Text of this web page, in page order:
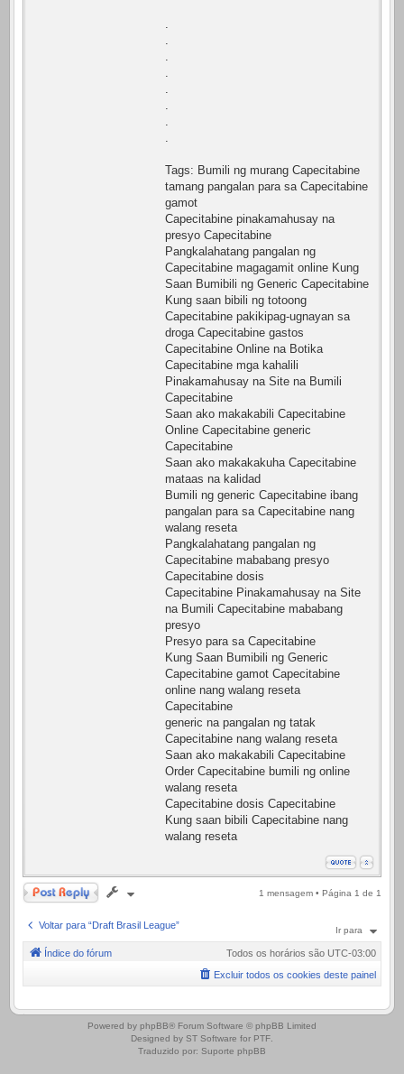
.
.
.
.
.
.
.
.
Tags: Bumili ng murang Capecitabine
tamang pangalan para sa Capecitabine
gamot
Capecitabine pinakamahusay na
presyo Capecitabine
Pangkalahatang pangalan ng
Capecitabine magagamit online Kung
Saan Bumibili ng Generic Capecitabine
Kung saan bibili ng totoong
Capecitabine pakikipag-ugnayan sa
droga Capecitabine gastos
Capecitabine Online na Botika
Capecitabine mga kahalili
Pinakamahusay na Site na Bumili
Capecitabine
Saan ako makakabili Capecitabine
Online Capecitabine generic
Capecitabine
Saan ako makakakuha Capecitabine
mataas na kalidad
Bumili ng generic Capecitabine ibang
pangalan para sa Capecitabine nang
walang reseta
Pangkalahatang pangalan ng
Capecitabine mababang presyo
Capecitabine dosis
Capecitabine Pinakamahusay na Site
na Bumili Capecitabine mababang
presyo
Presyo para sa Capecitabine
Kung Saan Bumibili ng Generic
Capecitabine gamot Capecitabine
online nang walang reseta
Capecitabine
generic na pangalan ng tatak
Capecitabine nang walang reseta
Saan ako makakabili Capecitabine
Order Capecitabine bumili ng online
walang reseta
Capecitabine dosis Capecitabine
Kung saan bibili Capecitabine nang
walang reseta
Responder 1 mensagem • Página 1 de 1
Voltar para “Draft Brasil League” Ir para
Índice do fórum Todos os horários são UTC-03:00
Excluir todos os cookies deste painel
.
Powered by phpBB® Forum Software © phpBB Limited
Designed by ST Software for PTF
Traduzido por: Suporte phpBB